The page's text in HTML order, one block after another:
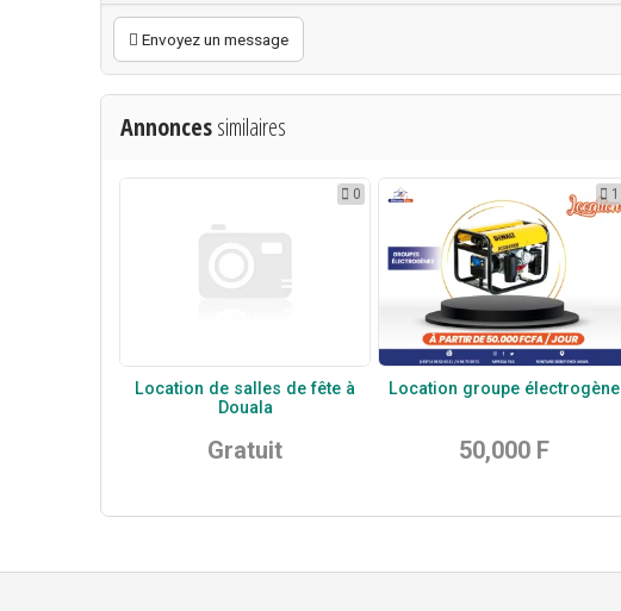
Envoyez un message
Annoncessimilaires
0
Location de salles de fête à
Douala
Gratuit
1
Location groupe électrogène
50,000 F